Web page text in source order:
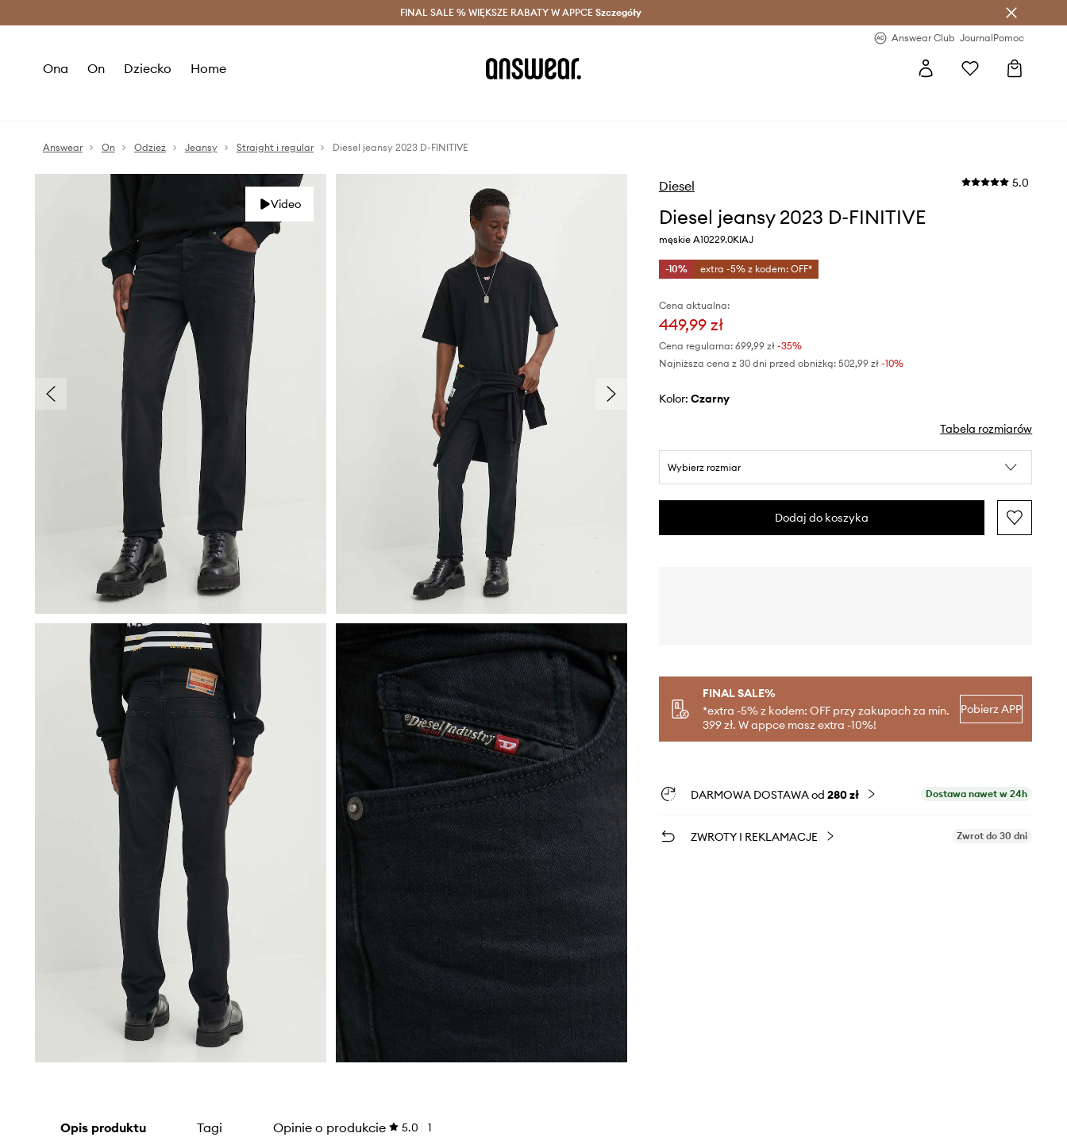
Oszczędzaj z Answear Club > Dostawa nawet w 24h >
FINAL SALE % WIĘKSZE RABATY W APPCE Szczegóły
Answear Club JournalPomoc
Ona On Dziecko Home
Answear On Odzież Jeansy Straight i regular Diesel jeansy 2023 D-FINITIVE
Video
Diesel 5.0
Diesel jeansy 2023 D-FINITIVE
męskie A10229.0KIAJ
-10% extra -5% z kodem: OFF*
Cena aktualna:
449,99 zł
Cena regularna: 699,99 zł-35%
Najniższa cena z 30 dni przed obniżką: 502,99 zł -10%
Kolor: czarny
Tabela rozmiarów
Wybierz rozmiar
Dodaj do koszyka
FINAL SALE%
*extra -5% z kodem: OFF przy zakupach za min.
399 zł. W appce masz extra -10%!
Pobierz APP
DARMOWA DOSTAWA od 280 zł Dostawa nawet w 24h
ZWROTY I REKLAMACJE Zwrot do 30 dni
Opis produktu Tagi Opinie o produkcie 5.0 1